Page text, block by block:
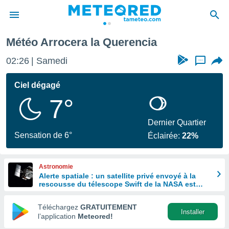
de
Météo Arrocera la Querencia
02:26 Samedi ...
Ciel dégagé
7°
Sensation de 6°
Dernier Quartier
Éclairée:22%
Astronomie
Alerte spatiale : un satellite privé envoyé à la
rescousse du télescope Swift de la NASA est
Téléchargez GRATUITEMENT
l’application Meteored!
Installer